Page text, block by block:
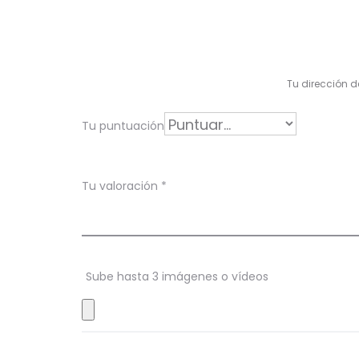
r
c
n
e
Tu dirección
Tu puntuación
Tu valoración *
Sube hasta 3 imágenes o vídeos